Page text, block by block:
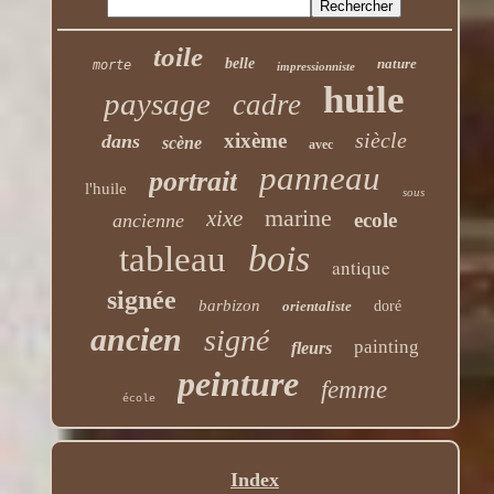
morte toile belle impressionniste nature
paysage cadre huile
dans scène xixème avec siècle
l'huile portrait panneau sous
ancienne xixe marine ecole
tableau bois antique
signée barbizon orientaliste doré
ancien signé fleurs painting
école peinture femme
Index